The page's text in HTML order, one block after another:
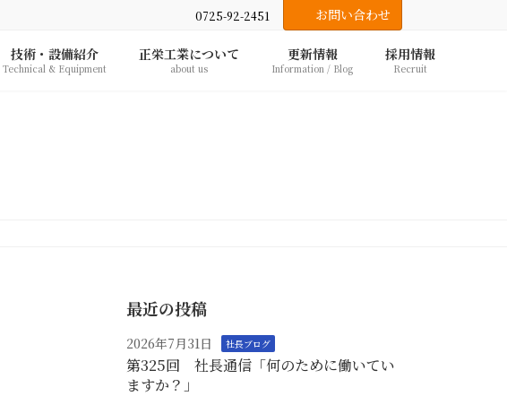
0725-92-2451 お問い合わせ
技術・設備紹介
Technical & Equipment
正栄工業について
about us
更新情報
Information / Blog
採用情報
Recruit
最近の投稿
2026年7月31日 社長ブログ
第325回 社長通信「何のために働いてい
ますか？」